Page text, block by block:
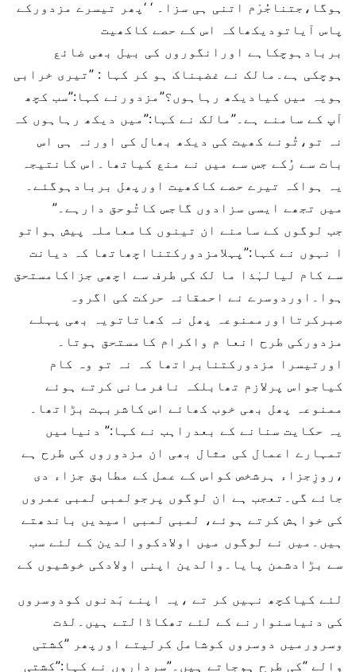
ہوگا،جتناجُرْم اتنی ہی سزا۔ ‘ ‘پھر تیسرے مزدورکے
پاس آیاتودیکھاکہ اس کے حصے کاکھیت
بربادہوچکاہے اورانگوروں کی بیل بھی ضائع
ہوچکی ہے۔مالک نے غضبناک ہو کر کہا : ”تیری خرابی
ہویہ میں کیادیکھ رہاہوں؟”مزدورنے کہا:”سب کچھ
آپ کے سامنے ہے۔”مالک نے کہا:”میں دیکھ رہاہوں کہ
نہ تو،تُونے کھیت کی دیکھ بھال کی اورنہ ہی اس
بات سے رُکے جس سے میں نے منع کیاتھا۔اس کانتیجہ
یہ ہواکہ تیرے حصے کاکھیت اورپھل بربادہوگئے۔
میں تجھے ایسی سزادوں گاجس کاتُوحق دارہے۔”
جب لوگوں کے سامنے ان تینوں کامعاملہ پیش ہواتو
ا نہوں نے کہا:”پہلامزدورکتنااچھاتھا کہ دیانت
سے کام لیالہٰذا ما لک کی طرف سے اچھی جزاکامستحق
ہوا۔اوردوسرے نے احمقانہ حرکت کی اگروہ
صبرکرتااورممنوعہ پھل نہ کھاتاتویہ بھی پہلے
مزدورکی طرح انعا م واکرام کامستحق ہوتا۔
اورتیسرا مزدورکتنابراتھا کہ نہ تو وہ کام
کیاجواس پرلازم تھابلکہ نافرمانی کرتے ہوئے
ممنوعہ پھل بھی خوب کھائے اس کاشربہت بڑاتھا۔
یہ حکایت سنانے کے بعدراہب نے کہا:” دنیامیں
تمہارے اعمال کی مثال بھی ان مزدوروں کی طرح ہے
،روزِجزاء ہرشخص کواس کے عمل کے مطابق جزاء دی
جائے گی۔تعجب ہے ان لوگوں پرجولمبی لمبی عمروں
کی خواہش کرتے ہوئے، لمبی لمبی امیدیں باندھتے
ہیں۔میں نے لوگوں میں اولادکووالدین کے لئے سب
سے بڑادشمن پایا۔والدین اپنی اولادکی خوشیوں کے
لئے کیاکچھ نہیں کر تے ،یہ اپنے بَدنوں کودوسروں
کی دنیاسنوارنے کے لئے تھکاڈالتے ہیں۔لذت
وسرورمیں دوسروں کوشامل کرلیتے اورپھر ”کشتی
والے ”کی طرح ہوجاتے ہیں۔”سرداروں نے کہا:”کشتی